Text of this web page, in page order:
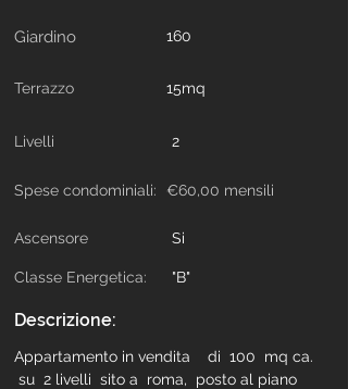
Giardino 160
15mq
Terrazzo
Livelli 2
Spese condominiali: €60,00 mensili
Si
Ascensore
Classe Energetica: "B"
Descrizione:
Appartamento in vendita    di  100  mq ca.
su  2 livelli  sito a  roma,  posto al piano